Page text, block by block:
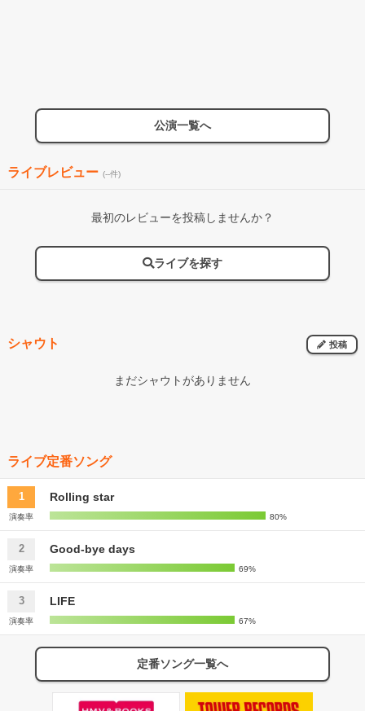
公演一覧へ
ライブレビュー (--件)
最初のレビューを投稿しませんか？
ライブを探す
シャウト 投稿
まだシャウトがありません
ライブ定番ソング
1 Rolling star
演奏率 80%
2 Good-bye days
演奏率 69%
3 LIFE
演奏率 67%
定番ソング一覧へ